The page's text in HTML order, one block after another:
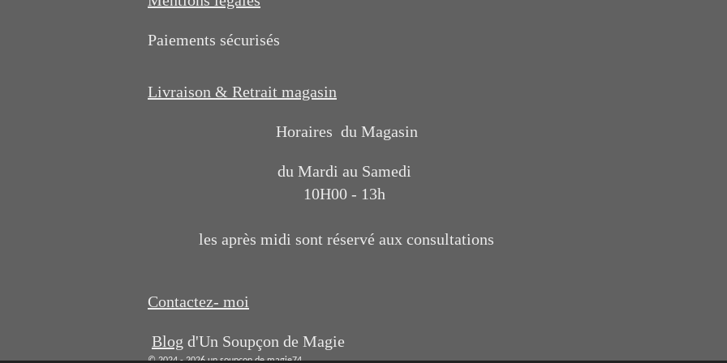
Paiements sécurisés
Livraison & Retrait magasin
Horaires du Magasin
du Mardi au Samedi
10H00 - 13h
les après midi sont réservé aux consultations
Contactez- moi
Blog d'Un Soupçon de Magie
© 2024 - 2026 un soupçon de magie74